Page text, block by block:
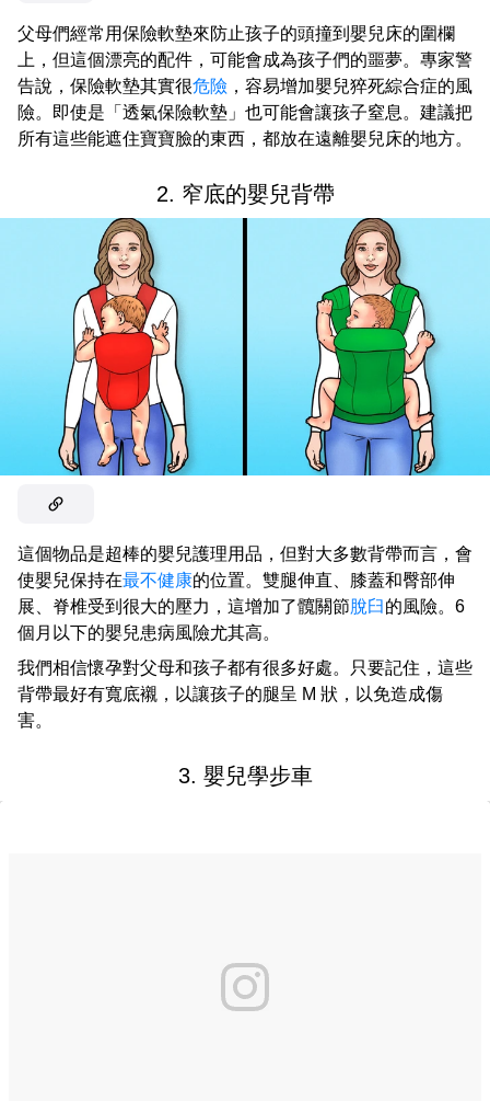
父母們經常用保險軟墊來防止孩子的頭撞到嬰兒床的圍欄
上，但這個漂亮的配件，可能會成為孩子們的噩夢。專家警
告說，保險軟墊其實很危險 ，容易增加嬰兒猝死綜合症的風
險。即使是「透氣保險軟墊」也可能會讓孩子窒息。建議把
所有這些能遮住寶寶臉的東西，都放在遠離嬰兒床的地方。
2. 窄底的嬰兒背帶
這個物品是超棒的嬰兒護理用品，但對大多數背帶而言，會
使嬰兒保持在最不健康的位置。雙腿伸直、膝蓋和臀部伸
展、脊椎受到很大的壓力，這增加了髖關節脫臼的風險。6
個月以下的嬰兒患病風險尤其高。
我們相信懷孕對父母和孩子都有很多好處。只要記住，這些
背帶最好有寬底襯，以讓孩子的腿呈 M 狀，以免造成傷
害。
3. 嬰兒學步車